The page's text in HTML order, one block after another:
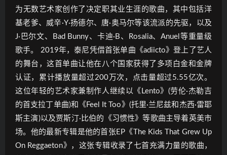
为无数艺术家创作了决定职其业生涯的歌曲，其中包括洋
基老爹、威辛·Y·扬德尔、唐·奥马尔等该流派的先驱，以及
J·巴尔文、Bad Bunny、卡迪·B、Rosalia、Anuel等重量级
歌手。 2019年，泰尼凭借首张单曲《adiicto》登上了艺人
的舞台，这首单曲让他在八个国家获得了多项白金和金牌
认证，累计播放量超过200万次，点击量超过5.55亿次。
这位年轻的艺术家兼制作人继续以《Lento》(劳伦·杰勒吉
的首支拉丁单曲)和《Feel It Too》(托里·兰尼兹和杰西·雷耶
斯主演)以及贾斯汀·比伯的《习惯性》等歌曲主导着英美市
场。他的最新专辑是他的首张EP《The Kids That Grew Up
On Reggaeton》，这张专辑收录了七首充满力量的歌曲，